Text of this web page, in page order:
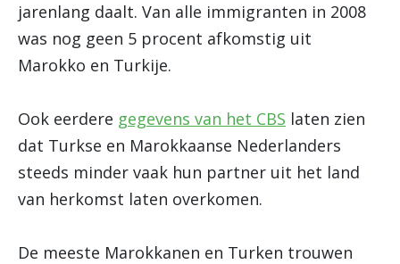
jarenlang daalt. Van alle immigranten in 2008
was nog geen 5 procent afkomstig uit
Marokko en Turkije.
Ook eerdere gegevens van het CBS laten zien
dat Turkse en Marokkaanse Nederlanders
steeds minder vaak hun partner uit het land
van herkomst laten overkomen.
De meeste Marokkanen en Turken trouwen